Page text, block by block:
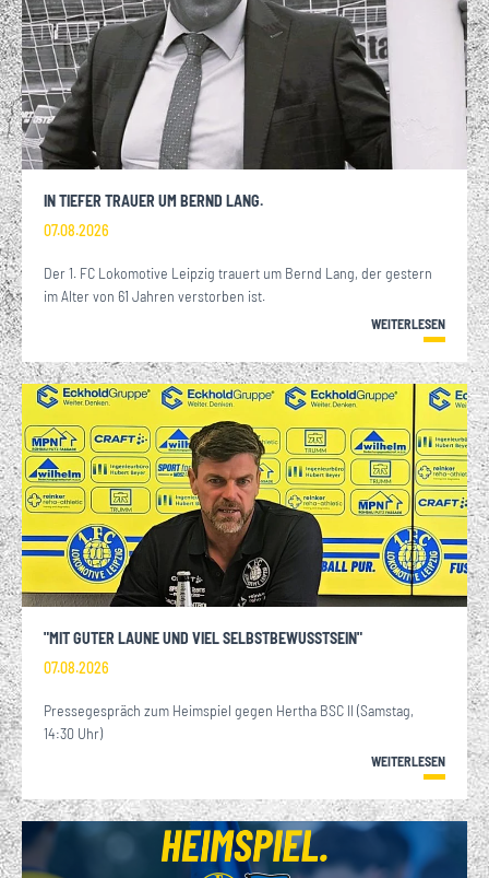
IN TIEFER TRAUER UM BERND LANG.
07.08.2026
Der 1. FC Lokomotive Leipzig trauert um Bernd Lang, der gestern
im Alter von 61 Jahren verstorben ist.
WEITERLESEN
"MIT GUTER LAUNE UND VIEL SELBSTBEWUSSTSEIN"
07.08.2026
Pressegespräch zum Heimspiel gegen Hertha BSC II (Samstag,
14:30 Uhr)
WEITERLESEN